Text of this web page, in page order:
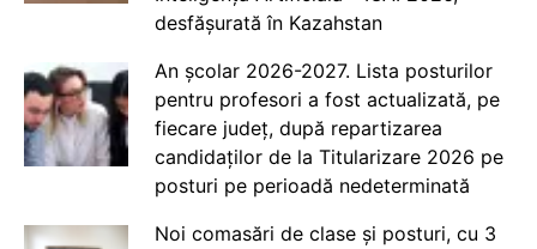
desfășurată în Kazahstan
An școlar 2026-2027. Lista posturilor
pentru profesori a fost actualizată, pe
fiecare județ, după repartizarea
candidaților de la Titularizare 2026 pe
posturi pe perioadă nedeterminată
Noi comasări de clase și posturi, cu 3